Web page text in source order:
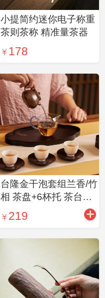
小提简约迷你电子称重
茶则茶称 精准量茶器
178
台隆金干泡套组兰香/竹
相 茶盘+6杯托 茶台托
盘简约茶具套装（2款
可选）
219